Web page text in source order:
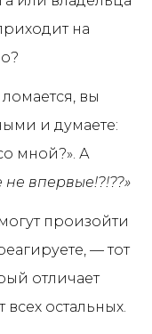
на
вы
и думаете:
мной?». А
не впервые!?!??»
произойти
— тот
отличает
остальных.